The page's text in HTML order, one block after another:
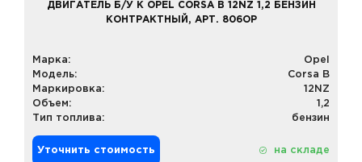
ДВИГАТЕЛЬ Б/У К OPEL CORSA B 12NZ 1,2 БЕНЗИН
КОНТРАКТНЫЙ, АРТ. 806OP
Марка:
Opel
Модель:
Corsa B
Маркировка:
12NZ
Объем:
1,2
Тип топлива:
бензин
Уточнить стоимость на складе